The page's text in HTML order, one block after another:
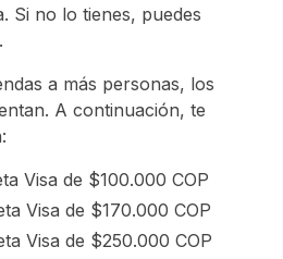
Si no lo tienes, puedes
.
a más personas, los
A continuación, te
Visa de $100.000 COP
Visa de $170.000 COP
Visa de $250.000 COP